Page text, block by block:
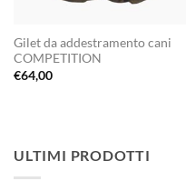
Gilet da addestramento cani
COMPETITION
€64,00
ULTIMI PRODOTTI